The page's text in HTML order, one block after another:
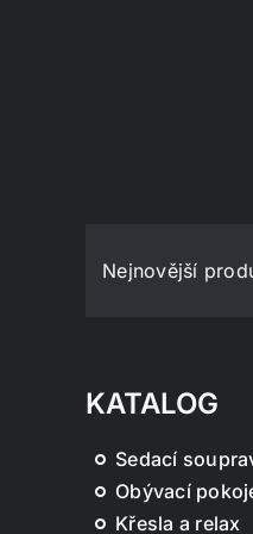
Nejnovější
KATALOG
Sedací
Obývací
Křesla a relax